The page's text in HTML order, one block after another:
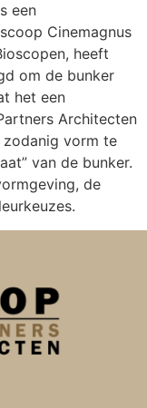
een
Cinemagnus
heeft
om de bunker
het een
Architecten
vorm te
van de bunker.
de